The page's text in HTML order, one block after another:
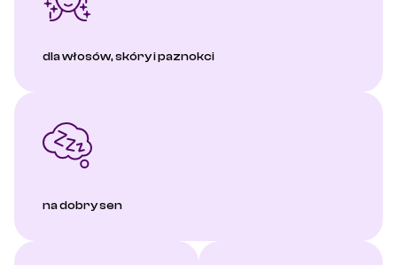
dla włosów, skóry i paznokci
na dobry sen